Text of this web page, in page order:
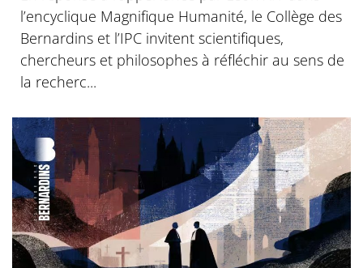
l’encyclique Magnifique Humanité, le Collège des
Bernardins et l’IPC invitent scientifiques,
chercheurs et philosophes à réfléchir au sens de
la recherc...